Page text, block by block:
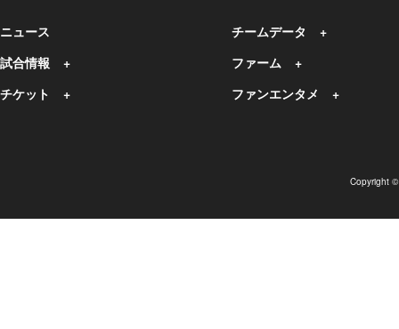
ニュース
試合情報
チケット
チームデータ
ファーム
ファンエンタメ
Copyright